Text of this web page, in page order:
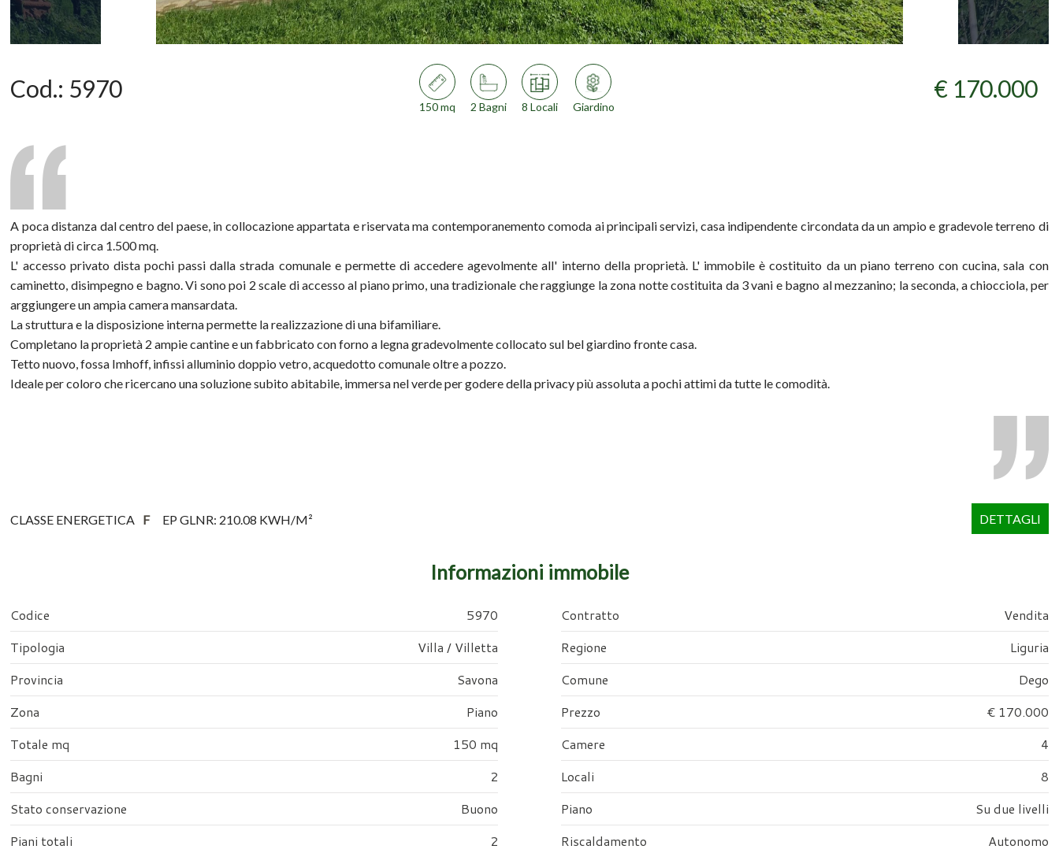
Cod.: 5970
150 mq 2 Bagni 8 Locali Giardino
€ 170.000
A poca distanza dal centro del paese, in collocazione appartata e riservata ma contemporanemento comoda ai principali servizi, casa indipendente circondata da un ampio e gradevole terreno di
proprietà di circa 1.500 mq.
L' accesso privato dista pochi passi dalla strada comunale e permette di accedere agevolmente all' interno della proprietà. L' immobile è costituito da un piano terreno con cucina, sala con
caminetto, disimpegno e bagno. Vi sono poi 2 scale di accesso al piano primo, una tradizionale che raggiunge la zona notte costituita da 3 vani e bagno al mezzanino; la seconda, a chiocciola, per
arggiungere un ampia camera mansardata.
La struttura e la disposizione interna permette la realizzazione di una bifamiliare.
Completano la proprietà 2 ampie cantine e un fabbricato con forno a legna gradevolmente collocato sul bel giardino fronte casa.
Tetto nuovo, fossa Imhoff, infissi alluminio doppio vetro, acquedotto comunale oltre a pozzo.
Ideale per coloro che ricercano una soluzione subito abitabile, immersa nel verde per godere della privacy più assoluta a pochi attimi da tutte le comodità.
CLASSE ENERGETICA F EP GLNR: 210.08 KWH/M² DETTAGLI
Informazioni immobile
Codice 5970 Contratto
Vendita
Tipologia
Villa / Villetta Regione
Liguria
Provincia
Savona Comune
Dego
Zona
Piano Prezzo
€ 170.000
Totale mq
150 mq Camere
4
Bagni
2 Locali
8
Stato conservazione
Buono Piano
Su due livelli
Piani totali
2 Riscaldamento
Autonomo